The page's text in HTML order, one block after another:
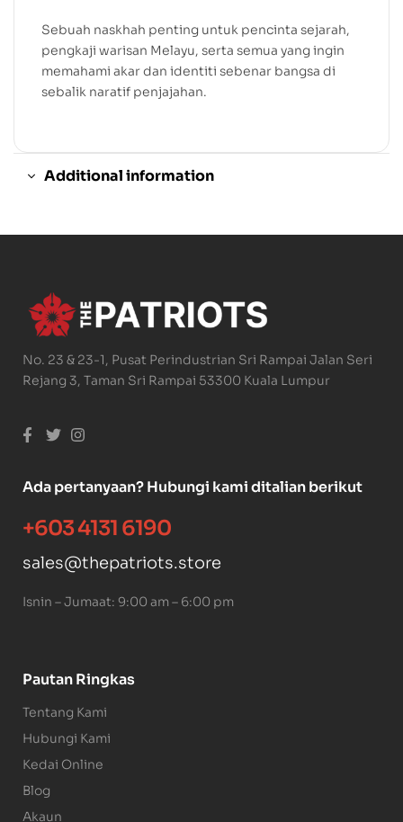
Sebuah naskhah penting untuk pencinta sejarah,
pengkaji warisan Melayu, serta semua yang ingin
memahami akar dan identiti sebenar bangsa di
sebalik naratif penjajahan.
Additional information
No. 23 & 23-1, Pusat Perindustrian Sri Rampai Jalan Seri
Rejang 3, Taman Sri Rampai 53300 Kuala Lumpur
Ada pertanyaan? Hubungi kami ditalian berikut
+603 4131 6190
sales@thepatriots.store
Isnin – Jumaat: 9:00 am – 6:00 pm
Pautan Ringkas
Tentang Kami
Hubungi Kami
Kedai Online
Blog
Akaun